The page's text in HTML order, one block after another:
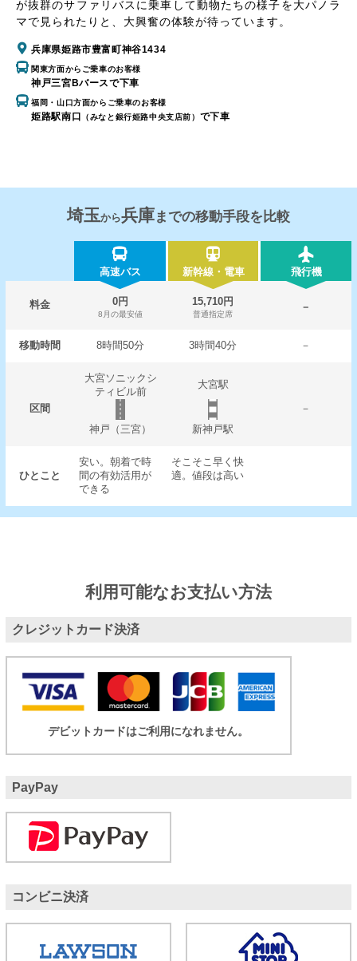
が抜群のサファリバスに乗車して動物たちの様子を大パノラ
マで見られたりと、大興奮の体験が待っています。
兵庫県姫路市豊富町神谷1434
関東方面からご乗車のお客様
神戸三宮Bバースで下車
福岡・山口方面からご乗車のお客様
姫路駅南口 （みなと銀行姫路中央支店前） で下車
埼玉から兵庫までの移動手段を比較
高速バス 新幹線・電車 飛行機
料金 0円
8月の最安値
15,710円
普通指定席
－
移動時間 8時間50分 3時間40分 －
区間
大宮ソニックシ
ティビル前
大宮駅
－
神戸（三宮）
新神戸駅
ひとこと
安い。朝着で時
間の有効活用が
できる
そこそこ早く快
適。値段は高い
利用可能なお支払い方法
クレジットカード決済
デビットカードはご利用になれません。
PayPay
コンビニ決済